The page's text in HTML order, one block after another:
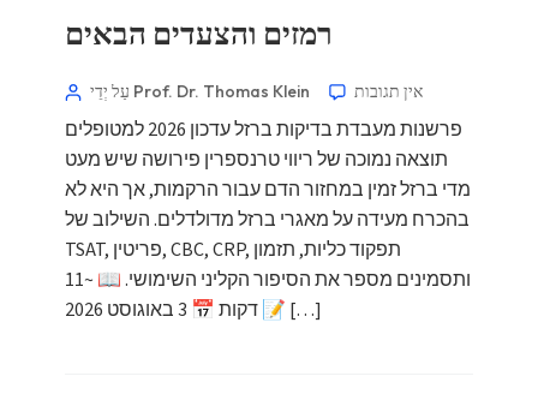
רמזים והצעדים הבאים
עַל יְדֵי Prof. Dr. Thomas Klein אין תגובות
פרשנות מעבדת בדיקות ברזל עדכון 2026 למטופלים
תוצאה נמוכה של ריווי טרנספרין פירושה שיש מעט
מדי ברזל זמין במחזור הדם עבור הרקמות, אך היא לא
בהכרח מעידה על מאגרי ברזל מדולדלים. השילוב של
TSAT, פריטין, CBC, CRP, תפקוד כליות, תזמון
ותסמינים מספר את הסיפור הקליני השימושי. 📖 ~11
דקות 📅 3 באוגוסט 2026 📝 […]